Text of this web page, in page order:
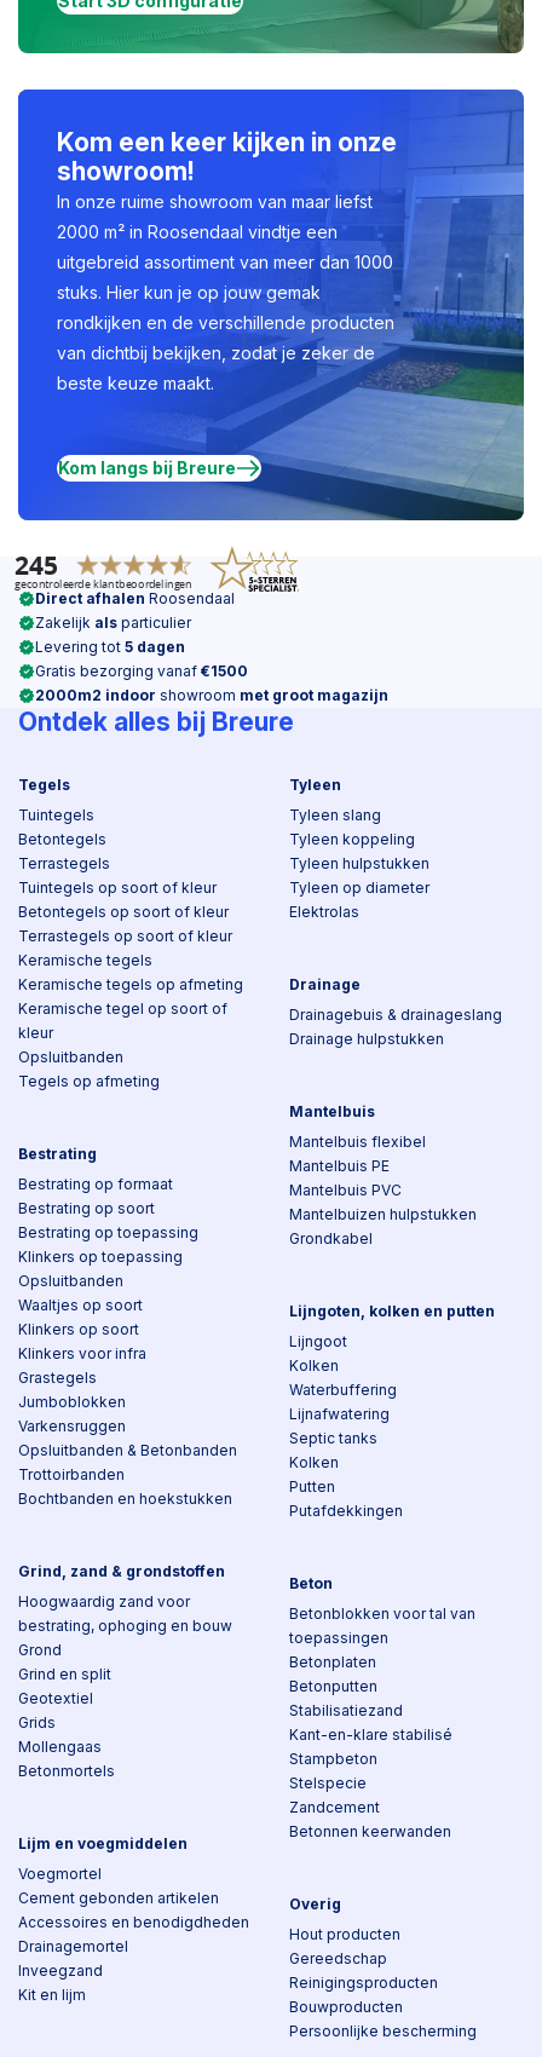
Kom een keer kijken in onze
showroom!
In onze ruime showroom van maar liefst
2000 m² in Roosendaal vindtje een
uitgebreid assortiment van meer dan 1000
stuks. Hier kun je op jouw gemak
rondkijken en de verschillende producten
van dichtbij bekijken, zodat je zeker de
beste keuze maakt.
Kom langs bij Breure
Direct afhalen Roosendaal
Zakelijk als particulier
Levering tot 5 dagen
Gratis bezorging vanaf €1500
2000m2 indoor showroom met groot magazijn
Ontdek alles bij Breure
Tegels
Tuintegels
Betontegels
Terrastegels
Tuintegels op soort of kleur
Betontegels op soort of kleur
Terrastegels op soort of kleur
Keramische tegels
Keramische tegels op afmeting
Keramische tegel op soort of
kleur
Opsluitbanden
Tegels op afmeting
Bestrating
Bestrating op formaat
Bestrating op soort
Bestrating op toepassing
Klinkers op toepassing
Opsluitbanden
Waaltjes op soort
Klinkers op soort
Klinkers voor infra
Grastegels
Jumboblokken
Varkensruggen
Opsluitbanden & Betonbanden
Trottoirbanden
Bochtbanden en hoekstukken
Grind, zand & grondstoffen
Hoogwaardig zand voor
bestrating, ophoging en bouw
Grond
Grind en split
Geotextiel
Grids
Mollengaas
Betonmortels
Lijm en voegmiddelen
Voegmortel
Cement gebonden artikelen
Accessoires en benodigdheden
Drainagemortel
Inveegzand
Kit en lijm
Tyleen
Tyleen slang
Tyleen koppeling
Tyleen hulpstukken
Tyleen op diameter
Elektrolas
Drainage
Drainagebuis & drainageslang
Drainage hulpstukken
Mantelbuis
Mantelbuis flexibel
Mantelbuis PE
Mantelbuis PVC
Mantelbuizen hulpstukken
Grondkabel
Lijngoten, kolken en putten
Lijngoot
Kolken
Waterbuffering
Lijnafwatering
Septic tanks
Kolken
Putten
Putafdekkingen
Beton
Betonblokken voor tal van
toepassingen
Betonplaten
Betonputten
Stabilisatiezand
Kant-en-klare stabilisé
Stampbeton
Stelspecie
Zandcement
Betonnen keerwanden
Overig
Hout producten
Gereedschap
Reinigingsproducten
Bouwproducten
Persoonlijke bescherming